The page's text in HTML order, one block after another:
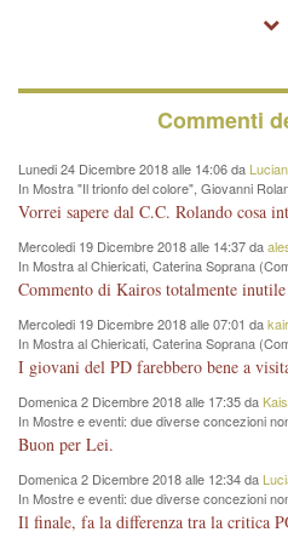
Commenti
Lunedi 24 Dicembre 2018 alle 14:06 da
In Mostra "Il trionfo del colore", Giovanni
Mercoledi 19 Dicembre 2018 alle 14:37 da
In Mostra al Chiericati, Caterina Soprana
del Pd: "realizzata a costo zero per il Comune"
Mercoledi 19 Dicembre 2018 alle 07:01 da
In Mostra al Chiericati, Caterina Soprana
del Pd: "realizzata a costo zero per il
I giovani del PD farebbero bene a
Domenica 2 Dicembre 2018 alle 17:35 da
In Mostre e eventi: due diverse concezioni
Vicenza
Buon per Lei.
Domenica 2 Dicembre 2018 alle 12:34 da
In Mostre e eventi: due diverse concezioni
Vicenza